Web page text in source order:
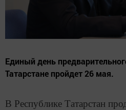
Единый день
Татарстане пройдет 26 мая.
В Республике Татарстан